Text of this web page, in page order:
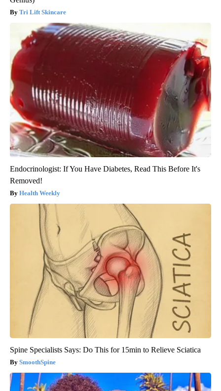
Tri Lift Skincare
Endocrinologist: If You Have Diabetes, Read This Before It's
Removed!
Health Weekly
Spine Specialists Says: Do This for 15min to Relieve Sciatica
SmoothSpine